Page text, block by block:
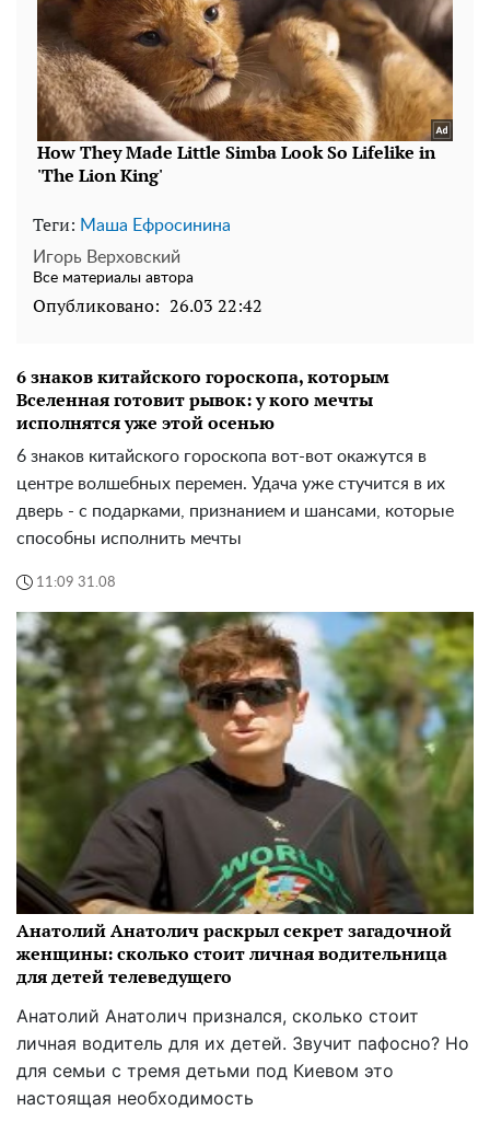
Теги: Маша Ефросинина
Игорь Верховский
Все материалы автора
Опубликовано: 26.03 22:42
6 знаков китайского гороскопа, которым
Вселенная готовит рывок: у кого мечты
исполнятся уже этой осенью
6 знаков китайского гороскопа вот-вот окажутся в
центре волшебных перемен. Удача уже стучится в их
дверь - с подарками, признанием и шансами, которые
способны исполнить мечты
11:09 31.08
Анатолий Анатолич раскрыл секрет загадочной
женщины: сколько стоит личная водительница
для детей телеведущего
Анатолий Анатолич признался, сколько стоит
личная водитель для их детей. Звучит пафосно? Но
для семьи с тремя детьми под Киевом это
настоящая необходимость